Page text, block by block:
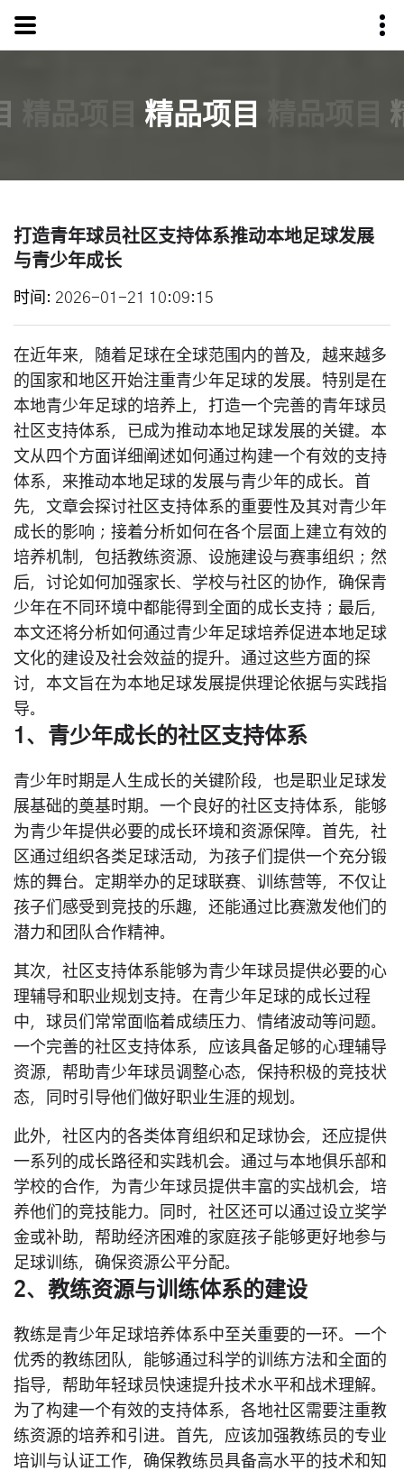
精品项目
打造青年球员社区支持体系推动本地足球发展
与青少年成长
时间 2026-01-21 10:09:15
在近年来，随着足球在全球范围内的普及，越来越多
的国家和地区开始注重青少年足球的发展。特别是在
本地青少年足球的培养上，打造一个完善的青年球员
社区支持体系，已成为推动本地足球发展的关键。本
文从四个方面详细阐述如何通过构建一个有效的支持
体系，来推动本地足球的发展与青少年的成长。首
先，文章会探讨社区支持体系的重要性及其对青少年
成长的影响；接着分析如何在各个层面上建立有效的
培养机制，包括教练资源、设施建设与赛事组织；然
后，讨论如何加强家长、学校与社区的协作，确保青
少年在不同环境中都能得到全面的成长支持；最后，
本文还将分析如何通过青少年足球培养促进本地足球
文化的建设及社会效益的提升。通过这些方面的探
讨，本文旨在为本地足球发展提供理论依据与实践指
导。
1、青少年成长的社区支持体系
青少年时期是人生成长的关键阶段，也是职业足球发
展基础的奠基时期。一个良好的社区支持体系，能够
为青少年提供必要的成长环境和资源保障。首先，社
区通过组织各类足球活动，为孩子们提供一个充分锻
炼的舞台。定期举办的足球联赛、训练营等，不仅让
孩子们感受到竞技的乐趣，还能通过比赛激发他们的
潜力和团队合作精神。
其次，社区支持体系能够为青少年球员提供必要的心
理辅导和职业规划支持。在青少年足球的成长过程
中，球员们常常面临着成绩压力、情绪波动等问题。
一个完善的社区支持体系，应该具备足够的心理辅导
资源，帮助青少年球员调整心态，保持积极的竞技状
态，同时引导他们做好职业生涯的规划。
此外，社区内的各类体育组织和足球协会，还应提供
一系列的成长路径和实践机会。通过与本地俱乐部和
学校的合作，为青少年球员提供丰富的实战机会，培
养他们的竞技能力。同时，社区还可以通过设立奖学
金或补助，帮助经济困难的家庭孩子能够更好地参与
足球训练，确保资源公平分配。
2、教练资源与训练体系的建设
教练是青少年足球培养体系中至关重要的一环。一个
优秀的教练团队，能够通过科学的训练方法和全面的
指导，帮助年轻球员快速提升技术水平和战术理解。
为了构建一个有效的支持体系，各地社区需要注重教
练资源的培养和引进。首先，应该加强教练员的专业
培训与认证工作，确保教练员具备高水平的技术和知